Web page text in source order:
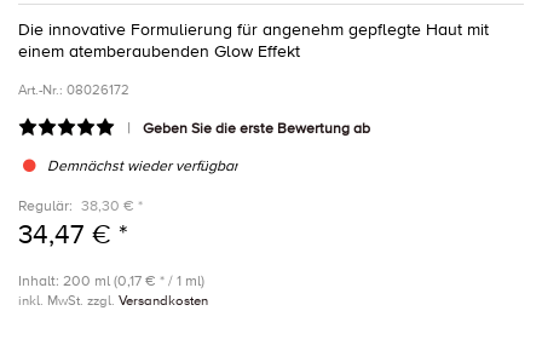
Die innovative Formulierung für angenehm gepflegte Haut mit
einem atemberaubenden Glow Effekt
Art.-Nr.: 08026172
Geben Sie die erste Bewertung ab
Demnächst wieder verfügbar
Regulär: 38,30 € *
34,47 € *
Inhalt: 200 ml (0,17 € * / 1 ml)
inkl. MwSt. zzgl. Versandkosten